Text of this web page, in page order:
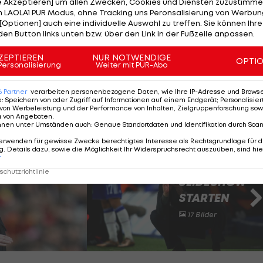
aller Beteiligten der Vereinsführung –
beschlossen, einen Wechsel an der Spitze der
sich um eine schwierige, gemeinsam getroffene
im Interesse des Vereins getroffen wurde, um den
dieser Saison gerecht zu werden."
Zeiten!
SLIDESHOW
STARTEN
17 Bilder
PUR Modus, ohne Tracking uns Peronsalisierung von
auch eine individuelle Auswahl zu treffen. Sie können
Button links unten bzw. über den Link in der Fußzeile anpassen.
NUR NOTWENDIGE
Weiter mit PUR-Abo
Partner verarbeiten personenbezogene Daten, wie Ihre IP-Adresse und
: Speichern von oder Zugriff auf Informationen auf einem Endgerät;
Werbeleistung und der Performance von Inhalten, Zielgruppenforschung
von Angeboten.
unter Umständen auch: Genaue Standortdaten und Identifikation durch
für gewisse Zwecke berechtigtes Interesse als Rechtsgrundlage für
Details dazu, sowie die Möglichkeit Ihr Widerspruchsrecht auszuüben, sind